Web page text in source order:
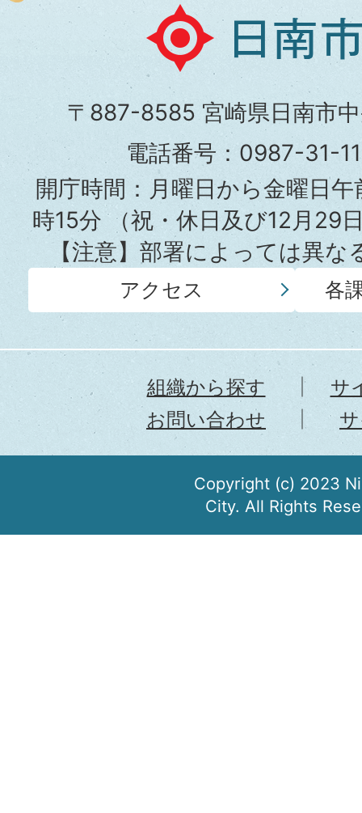
日
南
市
役
所
〒887-8585 宮崎県日南市
電話番号：0987-31-
開庁時間：月曜日から金曜日
時15分（祝・休日及び12月29
【注意】部署によっては異
アクセス 各
組織から探す
サ
お問い合わせ
Copyright (c) 2023
City. All Rights